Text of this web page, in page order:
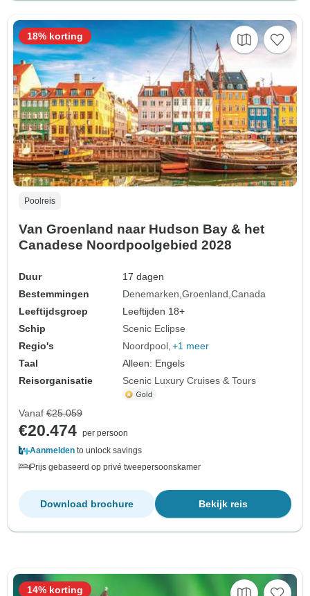
Poolreis
Van Groenland naar Hudson Bay & het
Canadese Noordpoolgebied 2028
Duur
17 dagen
Bestemmingen
Denemarken Groenland Canada
Leeftijdsgroep
Leeftijden 18+
Schip
Scenic Eclipse
Regio's
Noordpool +1 meer
Taal
Alleen: Engels
Reisorganisatie
Scenic Luxury Cruises & Tours
18% korting
Vanaf €25.059
€20.474 per persoon
Aanmelden to unlock savings
Prijs gebaseerd op privé tweepersoonskamer
Bekijk reis
Download brochure
14% korting